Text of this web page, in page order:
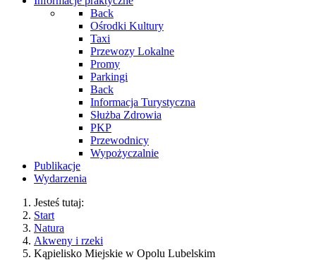
Back
Ośrodki Kultury
Taxi
Przewozy Lokalne
Promy
Parkingi
Back
Informacja Turystyczna
Służba Zdrowia
PKP
Przewodnicy
Wypożyczalnie
Publikacje
Wydarzenia
Jesteś tutaj:
Start
Natura
Akweny i rzeki
Kąpielisko Miejskie w Opolu Lubelskim